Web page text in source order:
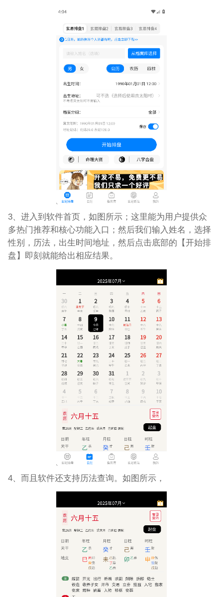
3、进入到软件首页，如图所示；这里能为用户提供众
多热门推荐和核心功能入口；然后我们输入姓名，选择
性别，历法，出生时间地址，然后点击底部的【开始排
盘】即刻就能给出相应结果。
4、而且软件还支持历法查询。如图所示，